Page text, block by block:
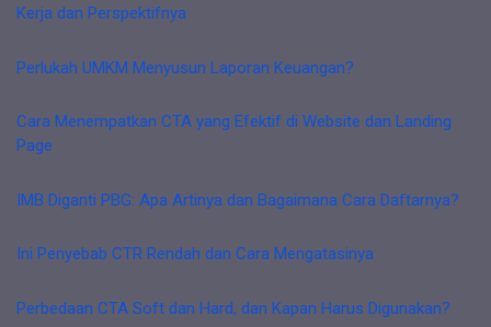
Kerja dan Perspektifnya
Perlukah UMKM Menyusun Laporan Keuangan?
Cara Menempatkan CTA yang Efektif di Website dan Landing
Page
IMB Diganti PBG: Apa Artinya dan Bagaimana Cara Daftarnya?
Ini Penyebab CTR Rendah dan Cara Mengatasinya
Perbedaan CTA Soft dan Hard, dan Kapan Harus Digunakan?